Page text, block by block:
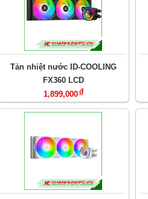
Tản nhiệt nước ID-COOLING
FX360 LCD
1,899,000đ